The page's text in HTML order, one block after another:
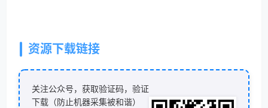
资源下载链接
关注公众号，获取验证码，验证
下载（防止机器采集被和谐）